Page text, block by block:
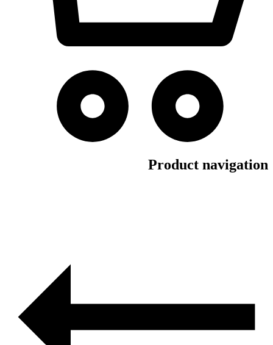
Product navigation